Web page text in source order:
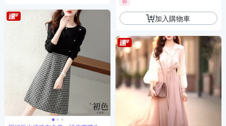
加入購物車